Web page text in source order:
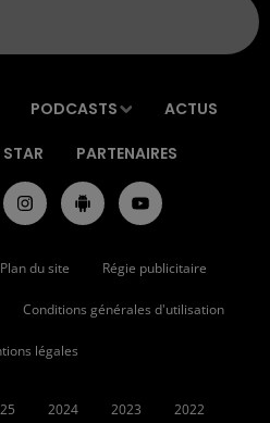
PODCASTS ACTUS
PARTENAIRES
Plan du site Régie publicitaire
Conditions générales d'utilisation
légales
2024 2023 2022